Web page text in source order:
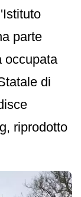
parte
occupata
di
riprodotto